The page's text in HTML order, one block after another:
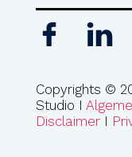
Copyrights ©
Studio I
Disclaimer I